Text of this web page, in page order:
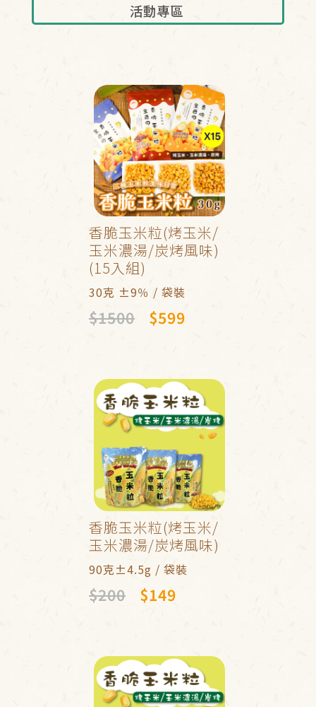
絲專頁
活動專區
香脆玉米粒(烤玉米/
玉米濃湯/炭烤風味)
(15入組)
30克 ±9％ / 袋裝
$1500 $599
香脆玉米粒(烤玉米/
玉米濃湯/炭烤風味)
90克±4.5g / 袋裝
$200 $149